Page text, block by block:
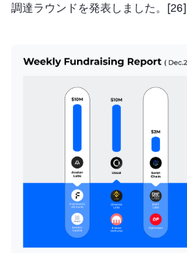
調達ラウンドを発表しました。[26]